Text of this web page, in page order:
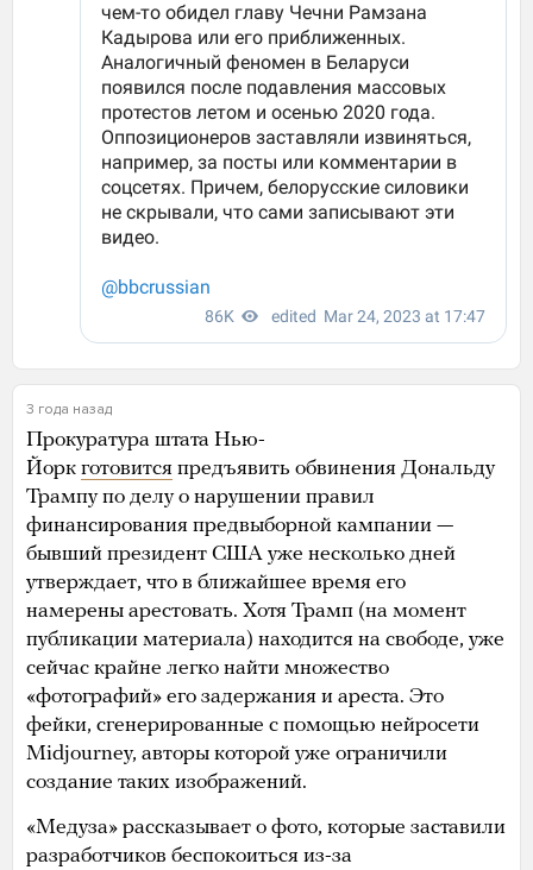
3 года назад
Прокуратура штата Нью-
Йорк готовится предъявить обвинения Дональду
Трампу по делу о нарушении правил
финансирования предвыборной кампании —
бывший президент США уже несколько дней
утверждает, что в ближайшее время его
намерены арестовать. Хотя Трамп (на момент
публикации материала) находится на свободе, уже
сейчас крайне легко найти множество
«фотографий» его задержания и ареста. Это
фейки, сгенерированные с помощью нейросети
Midjourney, авторы которой уже ограничили
создание таких изображений.
«Медуза» рассказывает о фото, которые заставили
разработчиков беспокоиться из-за